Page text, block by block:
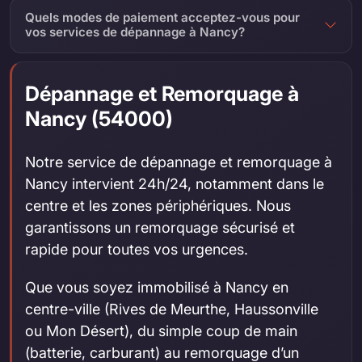
Quels modes de paiement acceptez-vous pour
vos services de dépannage à Nancy?
Dépannage et Remorquage à
Nancy (54000)
Notre service de dépannage et remorquage à
Nancy intervient 24h/24, notamment dans le
centre et les zones périphériques. Nous
garantissons un remorquage sécurisé et
rapide pour toutes vos urgences.
Que vous soyez immobilisé à Nancy en
centre-ville (Rives de Meurthe, Haussonville
ou Mon Désert), du simple coup de main
(batterie, carburant) au remorquage d’un